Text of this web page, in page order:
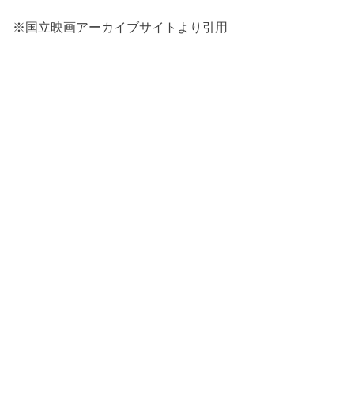
※国立映画アーカイブサイトより引用